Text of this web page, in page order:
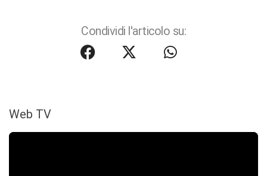
Condividi l'articolo su:
Web TV